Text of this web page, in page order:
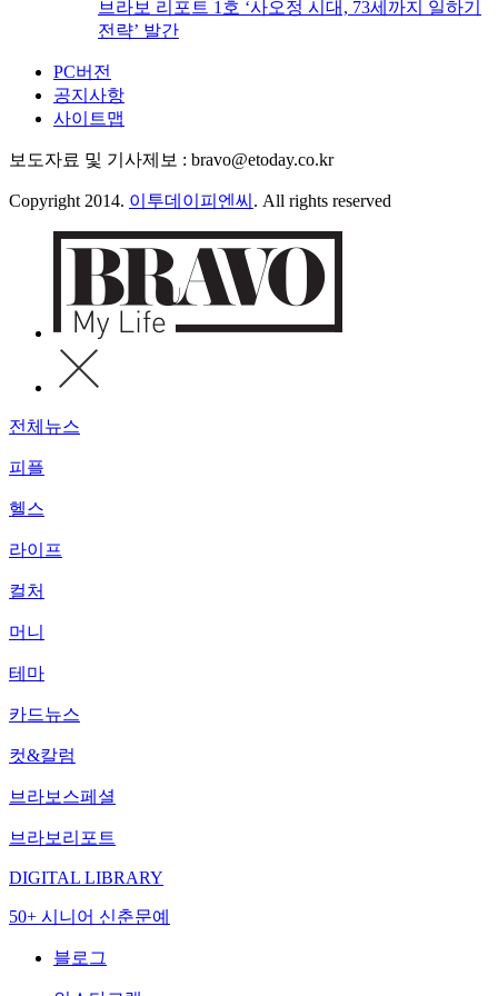
브라보 리포트 1호 ‘사오정 시대, 73세까지 일하기
전략’ 발간
PC버전
공지사항
사이트맵
보도자료 및 기사제보 : bravo@etoday.co.kr
Copyright 2014. 이투데이피엔씨 . All rights reserved
전체뉴스
피플
헬스
라이프
컬처
머니
테마
카드뉴스
컷&칼럼
브라보스페셜
브라보리포트
DIGITAL LIBRARY
50+ 시니어 신춘문예
블로그